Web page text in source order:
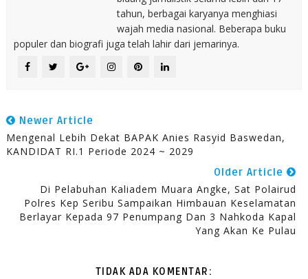
tahun, berbagai karyanya menghiasi
wajah media nasional. Beberapa buku
populer dan biografi juga telah lahir dari jemarinya.
Newer Article
Mengenal Lebih Dekat BAPAK Anies Rasyid Baswedan,
KANDIDAT RI.1 Periode 2024 ~ 2029
Older Article
Di Pelabuhan Kaliadem Muara Angke, Sat Polairud
Polres Kep Seribu Sampaikan Himbauan Keselamatan
Berlayar Kepada 97 Penumpang Dan 3 Nahkoda Kapal
Yang Akan Ke Pulau
TIDAK ADA KOMENTAR: